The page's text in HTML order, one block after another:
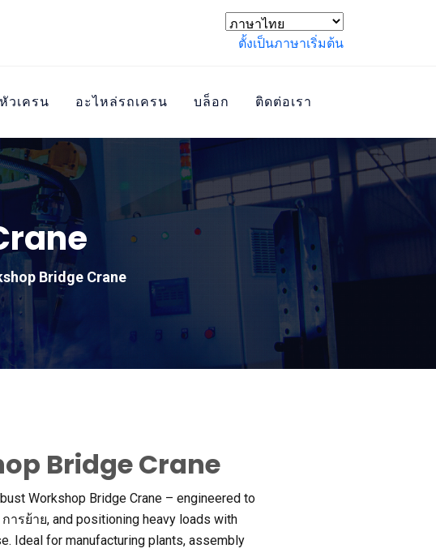
ตั้งเป็นภาษาเริ่มต้น
วเครน อะไหล่รถเครน บล็อก ติดต่อเรา
Bridge Crane
Bridge Crane
Workshop Bridge Crane – engineered to
การย้าย, and positioning heavy loads with
. Ideal for manufacturing plants, assembly